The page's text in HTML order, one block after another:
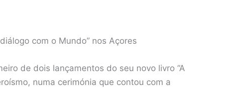
com o Mundo” nos Açores
de dois lançamentos do seu novo livro “A
numa cerimónia que contou com a